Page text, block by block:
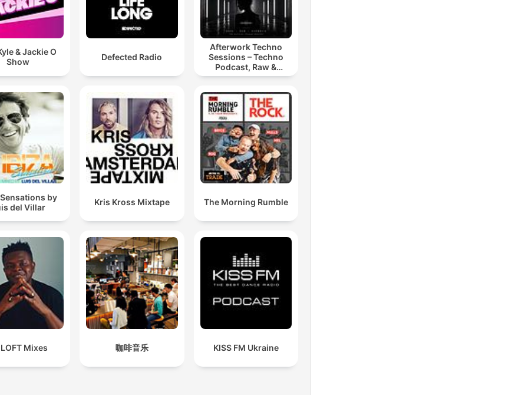
& Jackie O
Show
Defected Radio
Afterwork Techno
Sessions – Techno
Podcast, Raw &
Hypnotic Techno
by
del Villar
Kris Kross Mixtape The Morning Rumble
Mixes 咖啡音乐 KISS FM Ukraine